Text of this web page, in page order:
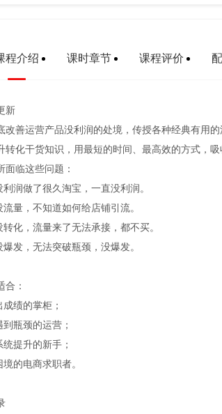
程介绍 课时章节 课程评价
新
改善运营产品没利润的处境，传授各种经典有用
转化干货知识，用最短的时间、最高效的方式，
面临这些问题：
利润做了很久淘宝，一直没利润。
流量，不知道如何给店铺引流。
转化，流量来了无法承接，都不买。
爆发，无法突破瓶颈，没爆发。
合：
成绩的掌柜；
到瓶颈的运营；
统提升的新手；
的电商求职者。